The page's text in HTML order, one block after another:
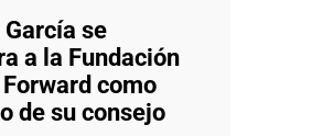
se
a la Fundación
como
de su consejo